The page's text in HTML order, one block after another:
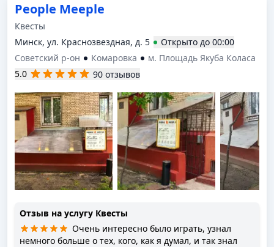
People Meeple
Квесты
Минск, ул. Краснозвездная, д. 5
Открыто до 00:00
Советский р-он
Комаровка
м. Площадь Якуба Коласа
5.0
90 отзывов
Отзыв на услугу Квесты
Очень интересно было играть, узнал
немного больше о тех, кого, как я думал, и так знал